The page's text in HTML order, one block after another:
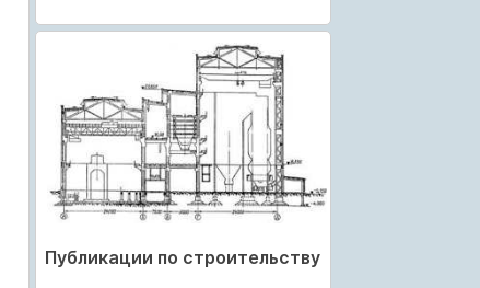
Публикации по строительству